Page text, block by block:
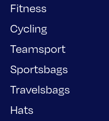
Fitness
Cycling
Teamsport
Sportsbags
Travelsbags
Hats